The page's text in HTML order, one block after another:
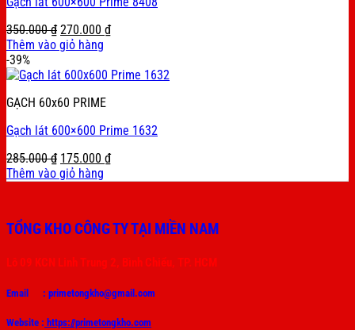
350.000₫ Original
price
350.000 ₫.
270.000 ₫Current
270.000 ₫.
Thêm vào giỏ hàng
-39%
GẠCH 60x60 PRIME
Gạch lát 600×600 Prime 1632
285.000₫ Original
price
175.000 ₫Current
Thêm vào giỏ hàng
TỔNG KHO CÔNG TY TẠI MIỀN NAM
Lô 09 KCN Linh Trung 2, Bình Chiểu, TP. HCM
Email : primetongkho@gmail.com
Website : https://primetongkho.com